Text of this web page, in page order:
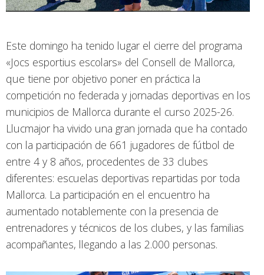
Este domingo ha tenido lugar el cierre del programa
«Jocs esportius escolars» del Consell de Mallorca,
que tiene por objetivo poner en práctica la
competición no federada y jornadas deportivas en los
municipios de Mallorca durante el curso 2025-26.
Llucmajor ha vivido una gran jornada que ha contado
con la participación de 661 jugadores de fútbol de
entre 4 y 8 años, procedentes de 33 clubes
diferentes: escuelas deportivas repartidas por toda
Mallorca. La participación en el encuentro ha
aumentado notablemente con la presencia de
entrenadores y técnicos de los clubes, y las familias
acompañantes, llegando a las 2.000 personas.